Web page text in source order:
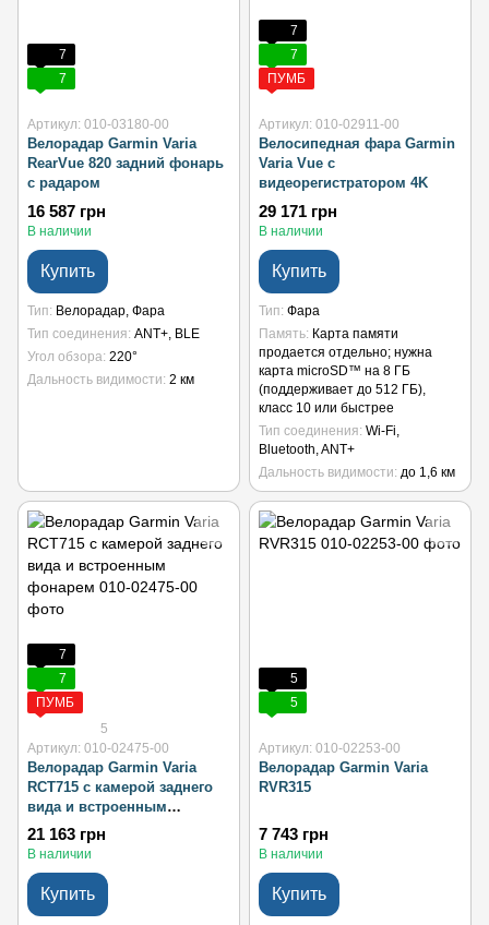
7
7
Артикул: 010-03180-00
Велорадар Garmin Varia
RearVue 820 задний фонарь
с радаром
16 587 грн
В наличии
Купить
Тип Велорадар, Фара
Тип соединения ANT+, BLE
Угол обзора 220°
Дальность видимости 2 км
7
7
ПУМБ
Артикул: 010-02911-00
Велосипедная фара Garmin
Varia Vue с
видеорегистратором 4K
29 171 грн
В наличии
Купить
Тип Фара
Память Карта памяти
продается отдельно; нужна
карта microSD™ на 8 ГБ
(поддерживает до 512 ГБ),
класс 10 или быстрее
Тип соединения Wi-Fi,
Bluetooth, ANT+
Дальность видимости до 1,6 км
7
7
ПУМБ
5
Артикул: 010-02475-00
Велорадар Garmin Varia
RCT715 с камерой заднего
вида и встроенным
фонарем
21 163 грн
В наличии
Купить
5
5
Артикул: 010-02253-00
Велорадар Garmin Varia
RVR315
7 743 грн
В наличии
Купить